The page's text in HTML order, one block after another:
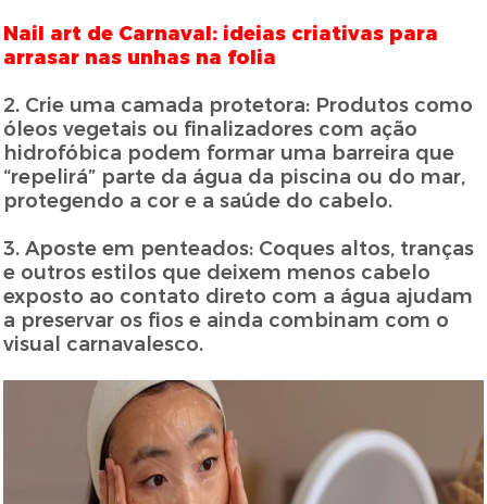
Nail art de Carnaval: ideias criativas para
arrasar nas unhas na folia
2. Crie uma camada protetora: Produtos como
óleos vegetais ou finalizadores com ação
hidrofóbica podem formar uma barreira que
“repelirá” parte da água da piscina ou do mar,
protegendo a cor e a saúde do cabelo.
3. Aposte em penteados: Coques altos, tranças
e outros estilos que deixem menos cabelo
exposto ao contato direto com a água ajudam
a preservar os fios e ainda combinam com o
visual carnavalesco.